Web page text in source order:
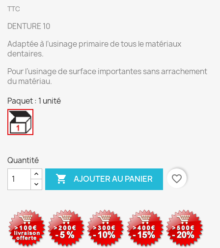
TTC
DENTURE 10
Adaptée à l‘usinage primaire de tous le matériaux
dentaires.
Pour l‘usinage de surface importantes sans arrachement
du matériau.
Paquet : 1 unité
1
Quantité
 AJOUTER AU PANIER favorite_border